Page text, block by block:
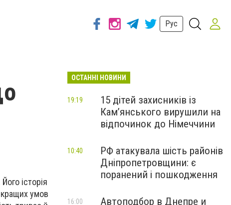
Рус
історія
кращих умов
ОСТАННІ НОВИНИ
15 дітей захисників із
Кам’янського вирушили на
відпочинок до Німеччини
19:19
РФ атакувала шість районів
Дніпропетровщини: є
поранений і пошкодження
10:40
Автоподбор в Днепре и
16:00